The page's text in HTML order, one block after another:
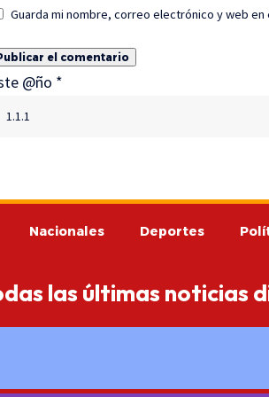
Guarda mi nombre, correo electrónico y web
@ño *
Nacionales Deportes
las últimas